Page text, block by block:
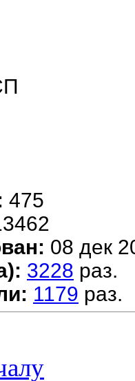
475
08 дек
3228 раз.
1179 раз.